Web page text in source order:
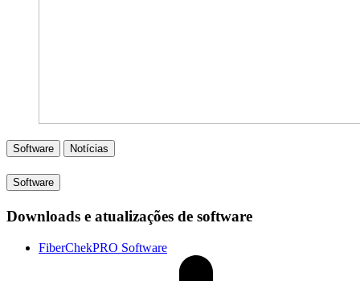
Software Notícias
Software
Downloads e atualizações de software
FiberChekPRO Software